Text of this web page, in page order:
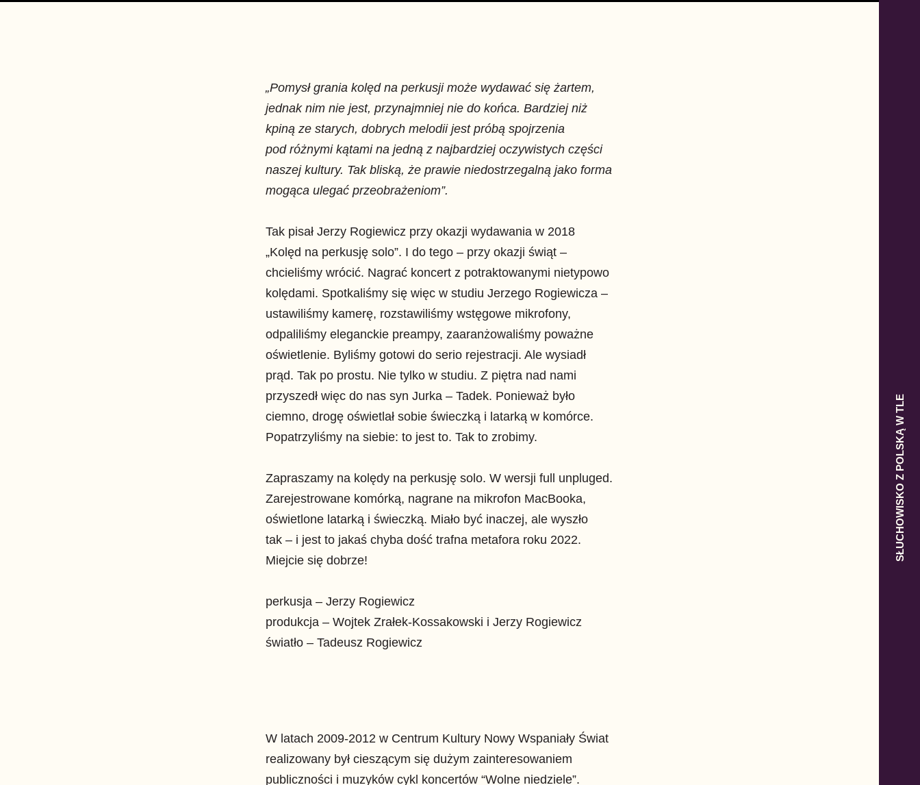
„Pomysł grania kolęd na perkusji może wydawać się żartem,
jednak nim nie jest, przynajmniej nie do końca. Bardziej niż
kpiną ze starych, dobrych melodii jest próbą spojrzenia
pod różnymi kątami na jedną z najbardziej oczywistych części
naszej kultury. Tak bliską, że prawie niedostrzegalną jako forma
mogąca ulegać przeobrażeniom”.
Tak pisał Jerzy Rogiewicz przy okazji wydawania w 2018
„Kolęd na perkusję solo”. I do tego – przy okazji świąt –
chcieliśmy wrócić. Nagrać koncert z potraktowanymi nietypowo
kolędami. Spotkaliśmy się więc w studiu Jerzego Rogiewicza –
ustawiliśmy kamerę, rozstawiliśmy wstęgowe mikrofony,
odpaliliśmy eleganckie preampy, zaaranżowaliśmy poważne
oświetlenie. Byliśmy gotowi do serio rejestracji. Ale wysiadł
prąd. Tak po prostu. Nie tylko w studiu. Z piętra nad nami
przyszedł więc do nas syn Jurka – Tadek. Ponieważ było
ciemno, drogę oświetlał sobie świeczką i latarką w komórce.
Popatrzyliśmy na siebie: to jest to. Tak to zrobimy.
Zapraszamy na kolędy na perkusję solo. W wersji full unpluged.
Zarejestrowane komórką, nagrane na mikrofon MacBooka,
oświetlone latarką i świeczką. Miało być inaczej, ale wyszło
tak – i jest to jakaś chyba dość trafna metafora roku 2022.
Miejcie się dobrze!
perkusja – Jerzy Rogiewicz
produkcja – Wojtek Zrałek-Kossakowski i Jerzy Rogiewicz
światło – Tadeusz Rogiewicz
W latach 2009-2012 w Centrum Kultury Nowy Wspaniały Świat
realizowany był cieszącym się dużym zainteresowaniem
publiczności i muzyków cykl koncertów “Wolne niedziele”.
SŁUCHOWISKO Z POLSKĄ W TLE